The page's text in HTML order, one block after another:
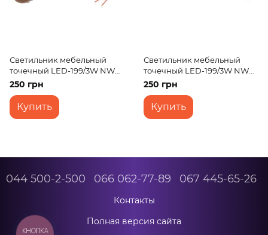
Светильник мебельный
точечный LED-199/3W NW
RED Wood
250 грн
Купить
Светильник мебельный
точечный LED-199/3W NW
YL Wood
250 грн
Купить
044 500-2-500 066 062-77-89 067 445-65-26
Контакты
Полная версия сайта
КНОПКА